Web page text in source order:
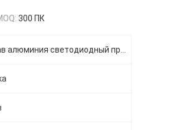
300 ПК